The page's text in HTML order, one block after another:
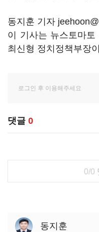
동지훈 기자
이 기사는 뉴스토마
최신형 정치정책부장
댓글 0
0/0
동지훈